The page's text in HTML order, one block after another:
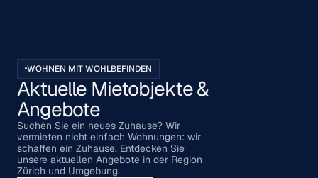
WOHNEN MIT WOHLBEFINDEN
Aktuelle Mietobjekte &
Angebote
Suchen Sie ein neues Zuhause? Wir
vermieten nicht einfach Wohnungen: wir
schaffen ein Zuhause. Entdecken Sie
unsere aktuellen Angebote in der Region
Zürich und Umgebung.